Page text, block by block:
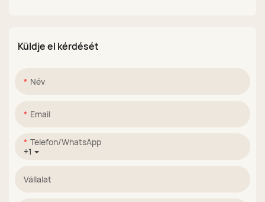
Küldje el kérdését
Név
Email
+1
Telefon/WhatsApp
Vállalat